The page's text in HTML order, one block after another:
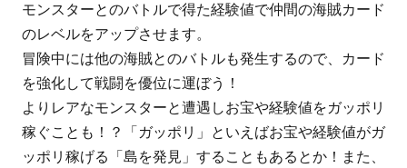
モンスターとのバトルで得た経験値で仲間の海賊カード
のレベルをアップさせます。
冒険中には他の海賊とのバトルも発生するので、カード
を強化して戦闘を優位に運ぼう！
よりレアなモンスターと遭遇しお宝や経験値をガッポリ
稼ぐことも！？「ガッポリ」といえばお宝や経験値がガ
ッポリ稼げる「島を発見」することもあるとか！また、